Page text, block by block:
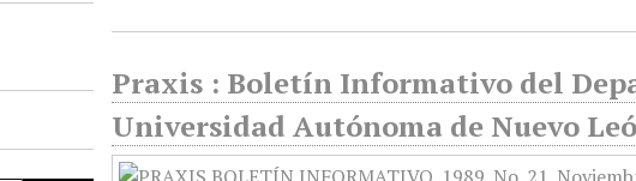
Praxis : Boletín Informativo del
Universidad Autónoma de Nuevo